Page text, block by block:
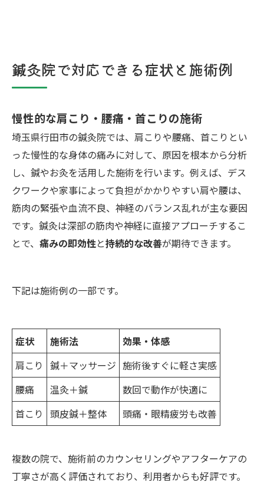
鍼灸院で対応できる症状と施術例
慢性的な肩こり・腰痛・首こりの施術
埼玉県行田市の鍼灸院では、肩こりや腰痛、首こりとい
った慢性的な身体の痛みに対して、原因を根本から分析
し、鍼やお灸を活用した施術を行います。例えば、デス
クワークや家事によって負担がかかりやすい肩や腰は、
筋肉の緊張や血流不良、神経のバランス乱れが主な要因
です。鍼灸は深部の筋肉や神経に直接アプローチするこ
とで、 痛みの即効性と持続的な改善が期待できます。
下記は施術例の一部です。
症状 施術法
効果・体感
肩こり 鍼＋マッサージ 施術後すぐに軽さ実感
腰痛
温灸＋鍼
数回で動作が快適に
首こり 頭皮鍼＋整体 頭痛・眼精疲労も改善
複数の院で、施術前のカウンセリングやアフターケアの
丁寧さが高く評価されており、利用者からも好評です。